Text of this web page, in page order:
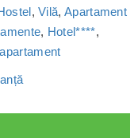
,Vilă, Apartament
, Hotel****,